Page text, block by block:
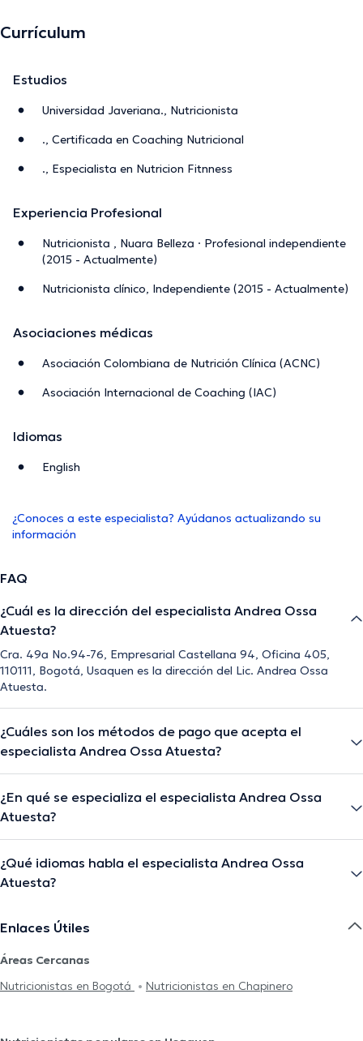
Currículum
Estudios
Universidad Javeriana., Nutricionista
., Certificada en Coaching Nutricional
., Especialista en Nutricion Fitnness
Experiencia Profesional
Nutricionista , Nuara Belleza · Profesional independiente
(2015 - Actualmente)
Nutricionista clínico, Independiente (2015 - Actualmente)
Asociaciones médicas
Asociación Colombiana de Nutrición Clínica (ACNC)
Asociación Internacional de Coaching (IAC)
Idiomas
English
¿Conoces a este especialista? Ayúdanos actualizando su
información
FAQ
¿Cuál es la dirección del especialista Andrea Ossa
Atuesta?
Cra. 49a No.94-76, Empresarial Castellana 94, Oficina 405,
110111, Bogotá, Usaquen es la dirección del Lic. Andrea Ossa
Atuesta.
¿Cuáles son los métodos de pago que acepta el
especialista Andrea Ossa Atuesta?
¿En qué se especializa el especialista Andrea Ossa
Atuesta?
¿Qué idiomas habla el especialista Andrea Ossa
Atuesta?
Enlaces Útiles
Áreas Cercanas
Nutricionistas en Bogotá
Nutricionistas en Chapinero